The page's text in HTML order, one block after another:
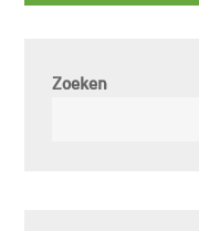
Zoeken